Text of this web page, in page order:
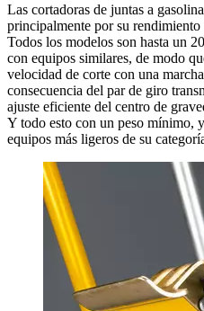
Las cortadoras de juntas a
principalmente por su
Todos los modelos son hasta un
con equipos similares, de modo
velocidad de corte con una
consecuencia del par de giro
ajuste eficiente del centro de
Y todo esto con un peso mínimo,
equipos más ligeros de su